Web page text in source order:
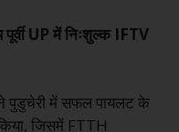
UP में निःशुल्क IFTV
पुडुचेरी में सफल पायलट के
जिसमें FTTH